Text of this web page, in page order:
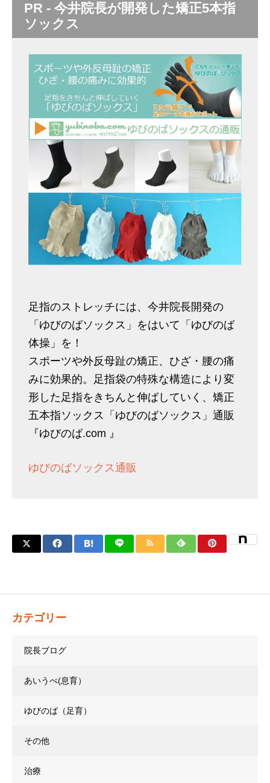
PR - 今井院長が開発した矯正5本指
ソックス
足指のストレッチには、今井院長開発の
「ゆびのばソックス」をはいて「ゆびのば
体操」を！
スポーツや外反母趾の矯正、ひざ・腰の痛
みに効果的。足指袋の特殊な構造により変
形した足指をきちんと伸ばしていく、矯正
五本指ソックス「ゆびのばソックス」通販
『ゆびのば.com 』
ゆびのばソックス通販
カテゴリー
院長ブログ
あいうべ(息育）
ゆびのば（足育）
その他
治療